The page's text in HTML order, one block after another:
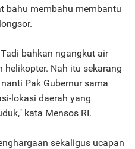
bahu membahu membantu
bahkan ngangkut air
Nah itu sekarang
Pak Gubernur sama
lokasi daerah yang
kata Mensos RI.
sekaligus ucapan